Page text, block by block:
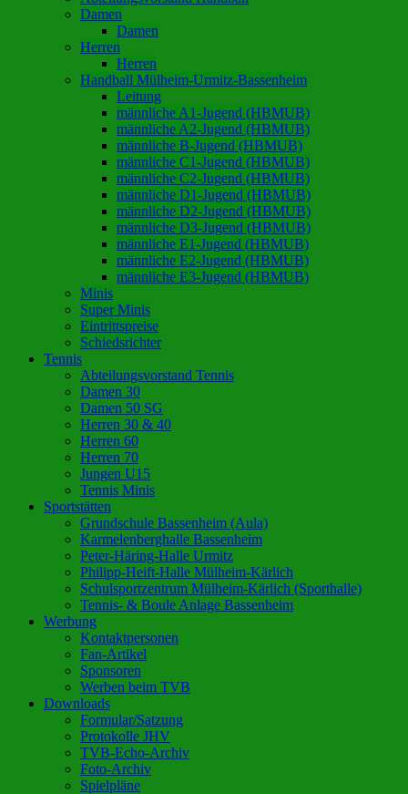
Damen
Damen
Herren
Herren
Handball Mülheim-Urmitz-Bassenheim
Leitung
männliche A1-Jugend (HBMUB)
männliche A2-Jugend (HBMUB)
männliche B-Jugend (HBMUB)
männliche C1-Jugend (HBMUB)
männliche C2-Jugend (HBMUB)
männliche D1-Jugend (HBMUB)
männliche D2-Jugend (HBMUB)
männliche D3-Jugend (HBMUB)
männliche E1-Jugend (HBMUB)
männliche E2-Jugend (HBMUB)
männliche E3-Jugend (HBMUB)
Minis
Super Minis
Eintrittspreise
Schiedsrichter
Tennis
Abteilungsvorstand Tennis
Damen 30
Damen 50 SG
Herren 30 & 40
Herren 60
Herren 70
Jungen U15
Tennis Minis
Sportstätten
Grundschule Bassenheim (Aula)
Karmelenberghalle Bassenheim
Peter-Häring-Halle Urmitz
Philipp-Heift-Halle Mülheim-Kärlich
Schulsportzentrum Mülheim-Kärlich (Sporthalle)
Tennis- & Boule Anlage Bassenheim
Werbung
Kontaktpersonen
Fan-Artikel
Sponsoren
Werben beim TVB
Downloads
Formular/Satzung
Protokolle JHV
TVB-Echo-Archiv
Foto-Archiv
Spielpläne